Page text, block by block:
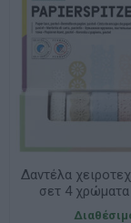
Δαντέλα
σετ 4
4mmX1m